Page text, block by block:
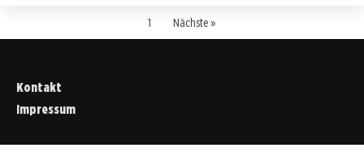
1 Nächste »
Kontakt
Impressum